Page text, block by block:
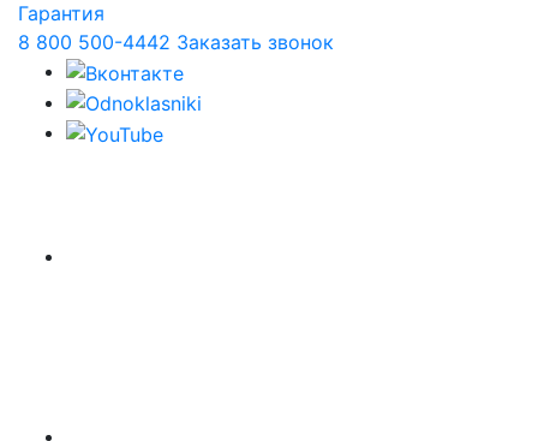
Гарантия
8 800 500-4442 Заказать звонок